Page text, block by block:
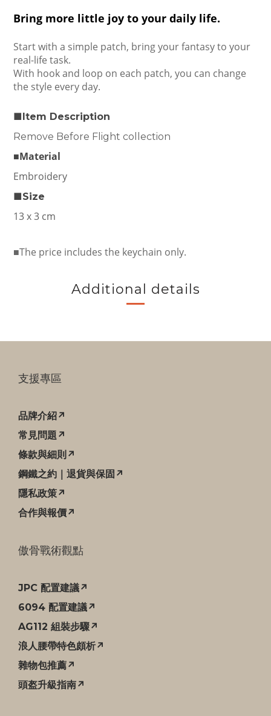
Bring more little joy to your daily life.
Start with a simple patch, bring your fantasy to your
real-life task.
With hook and loop on each patch, you can change
the style every day.
■Item Description
Remove Before Flight collection
■Material
Embroidery
■Size
13 x 3 cm
■The price includes the keychain only.
Additional details
支援專區
品牌介紹↗
常見問題↗
條款與細則↗
鋼鐵之約｜退貨與保固↗
隱私政策↗
合作與報價↗
傲骨戰術觀點
JPC 配置建議↗
6094 配置建議↗
AG112 組裝步驟↗
浪人腰帶特色頗析↗
雜物包推薦↗
頭盔升級指南↗